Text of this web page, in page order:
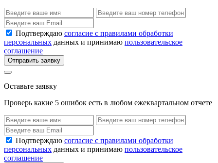
Подтверждаю согласие с правилами обработки
персональных данных и принимаю пользовательское
соглашение
Отправить заявку
Оставьте заявку
Проверь какие 5 ошибок есть в любом ежеквартальном отчете
Подтверждаю согласие с правилами обработки
персональных данных и принимаю пользовательское
соглашение